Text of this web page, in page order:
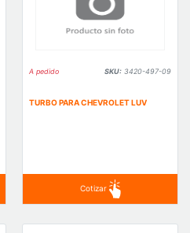
A pedido SKU: 3420-497-09
TURBO PARA CHEVROLET LUV
Cotizar